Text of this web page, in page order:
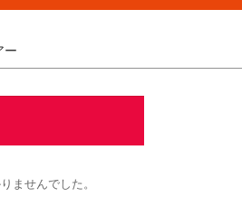
ー
ませんでした。